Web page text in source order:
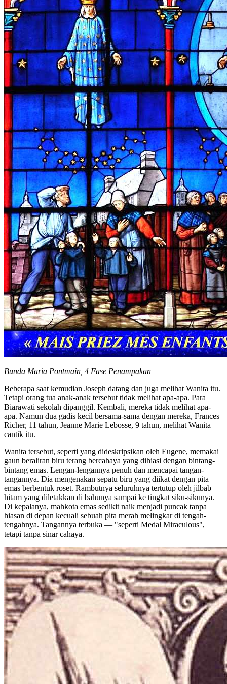
Bunda Maria Pontmain, 4 Fase Penampakan
Beberapa saat kemudian Joseph datang dan juga melihat Wanita itu.
Tetapi orang tua anak-anak tersebut tidak melihat apa-apa. Para
Biarawati sekolah dipanggil. Kembali, mereka tidak melihat apa-
apa. Namun dua gadis kecil bersama-sama dengan mereka, Frances
Richer, 11 tahun, Jeanne Marie Lebosse, 9 tahun, melihat Wanita
cantik itu.
Wanita tersebut, seperti yang dideskripsikan oleh Eugene, memakai
gaun beraliran biru terang bercahaya yang dihiasi dengan bintang-
bintang emas. Lengan-lengannya penuh dan mencapai tangan-
tangannya. Dia mengenakan sepatu biru yang diikat dengan pita
emas berbentuk roset. Rambutnya seluruhnya tertutup oleh jilbab
hitam yang diletakkan di bahunya sampai ke tingkat siku-sikunya.
Di kepalanya, mahkota emas sedikit naik menjadi puncak tanpa
hiasan di depan kecuali sebuah pita merah melingkar di tengah-
tengahnya. Tangannya terbuka — "seperti Medal Miraculous",
tetapi tanpa sinar cahaya.